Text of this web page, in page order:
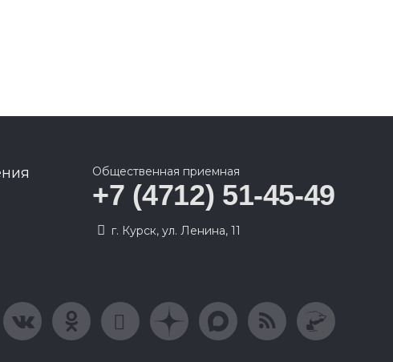
Общественная приемная
+7 (4712) 51-45-49
г. Курск, ул. Ленина, 11